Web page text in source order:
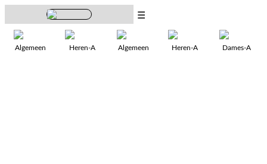
☰
Algemeen Heren-A Algemeen Heren-A Dames-A